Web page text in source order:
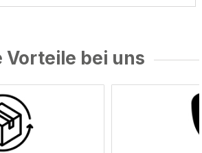
Vorteile bei uns